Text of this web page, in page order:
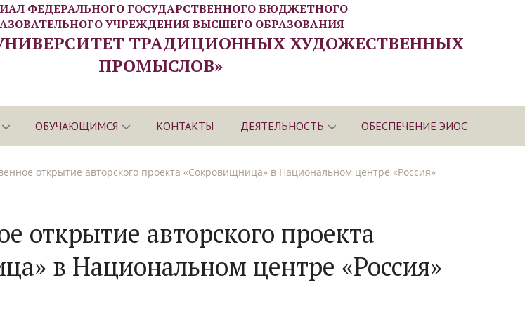
ФЕДЕРАЛЬНОГО ГОСУДАРСТВЕННОГО БЮДЖЕТНОГО
УЧРЕЖДЕНИЯ ВЫСШЕГО ОБРАЗОВАНИЯ
ТРАДИЦИОННЫХ ХУДОЖЕСТВЕННЫХ
ПРОМЫСЛОВ»
ОБУЧАЮЩИМСЯ КОНТАКТЫ ДЕЯТЕЛЬНОСТЬ ОБЕСПЕЧЕНИЕ ЭИОС
открытие авторского проекта «Сокровищница» в Национальном центре «Россия»
открытие авторского проекта
в Национальном центре «Россия»